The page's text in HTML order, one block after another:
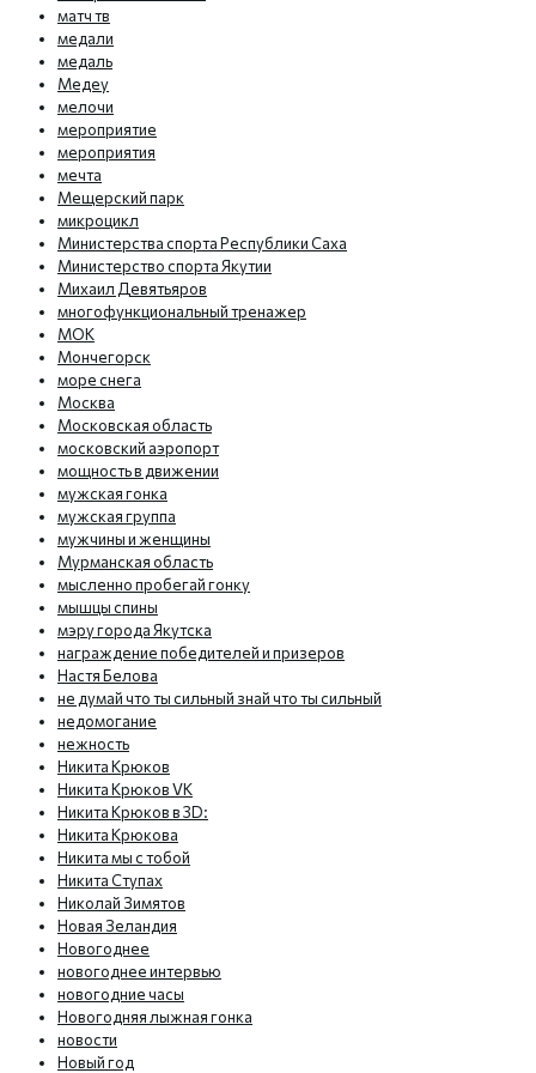
матч тв
медали
медаль
Медеу
мелочи
мероприятие
мероприятия
мечта
Мещерский парк
микроцикл
Министерства спорта Республики Саха
Министерство спорта Якутии
Михаил Девятьяров
многофункциональный тренажер
МОК
Мончегорск
море снега
Москва
Московская область
московский аэропорт
мощность в движении
мужская гонка
мужская группа
мужчины и женщины
Мурманская область
мысленно пробегай гонку
мышцы спины
мэру города Якутска
награждение победителей и призеров
Настя Белова
не думай что ты сильный знай что ты сильный
недомогание
нежность
Никита Крюков
Никита Крюков VK
Никита Крюков в 3D:
Никита Крюкова
Никита мы с тобой
Никита Ступах
Николай Зимятов
Новая Зеландия
Новогоднее
новогоднее интервью
новогодние часы
Новогодняя лыжная гонка
новости
Новый год